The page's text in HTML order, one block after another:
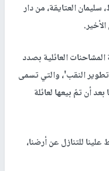
العتايقة، من دار
العائلية بصدد
النقب'، والتي تسمى
بعد أن تمّ بيعها لعائلة
للتنازل عن أرضنا،